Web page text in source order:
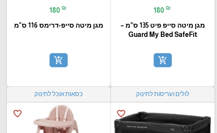
180 ₪
מגן מיטה סייפ פיט 135 ס”מ –
Guard My Bed SafeFit
add_shopping_cart
180 ₪
מגן מיטה סייפ-דרימס 116 ס"מ
add_shopping_cart
לולים ועריסות לתינוק
favorite_border
כסאות אוכל לתינוק
favorite_border